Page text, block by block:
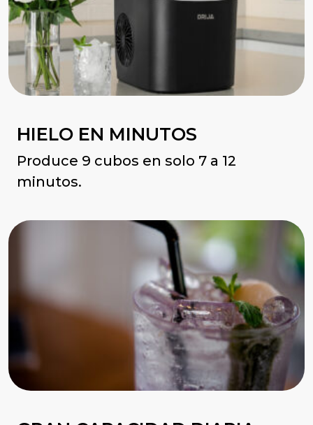
HIELO EN MINUTOS
Produce 9 cubos en solo 7 a 12
minutos.